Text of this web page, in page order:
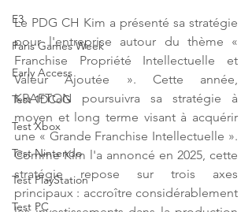
E3
Paris Games Week
Early Access
Test 1DCoG
Test Xbox
Test Nintendo
Test PlayStation
Test PC
Le PDG CH Kim a présenté sa stratégie
pour l'entreprise autour du thème «
Franchise Propriété Intellectuelle et
Valeur Ajoutée ». Cette année,
KRAFTON poursuivra sa stratégie à
moyen et long terme visant à acquérir
une « Grande Franchise Intellectuelle ».
Comme Kim l'a annoncé en 2025, cette
stratégie repose sur trois axes
principaux : accroître considérablement